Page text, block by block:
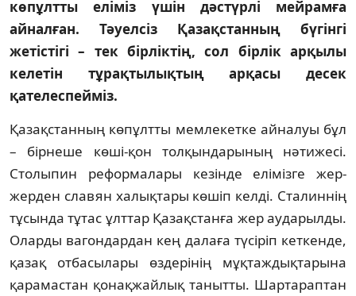
көпұлтты еліміз үшін дәстүрлі мейрамға
айналған. Тәуелсіз Қазақстанның бүгінгі
жетістігі – тек бірліктің, сол бірлік арқылы
келетін тұрақтылықтың арқасы десек
қателеспейміз.
Қазақстанның көпұлтты мемлекетке айналуы бұл
– бір­неше көші-қон толқындарының нәтижесі.
Столыпин реформалары кезінде елімізге жер-
жерден славян ха­лық­та­ры көшіп келді. Сталиннің
тұсында тұтас ұлттар Қазақстанға жер аударылды.
Оларды вагондардан кең далаға түсіріп кеткенде,
қазақ отбасылары өздерінің мұқтаждықтарына
қарамастан қонақжайлық танытты. Шартараптан